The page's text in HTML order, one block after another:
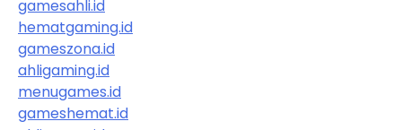
gamesahli.id
hematgaming.id
gameszona.id
ahligaming.id
menugames.id
gameshemat.id